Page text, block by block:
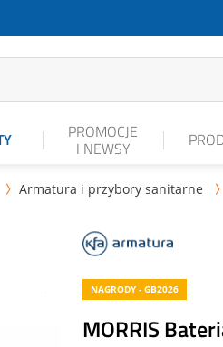
PROMOCJE
I NEWSY
 Armatura i przybory sanitarne 
NAGRODY - GB2026
MORRIS